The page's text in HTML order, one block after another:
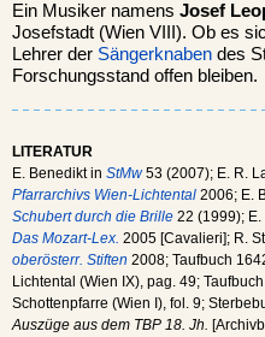
Ein Musiker namens Josef
Josefstadt (Wien VIII). Ob es
Lehrer der Sängerknaben des
Forschungsstand offen bleiben.
LITERATUR
E. Benedikt in StMw53 (2007); E. R.
Pfarrarchivs Wien-Lichtental 2006; E.
Schubert durch die Brille 22 (1999);
Das Mozart-Lex. 2005 [Cavalieri]; R.
oberösterr. Stiften 2008; Taufbuch
Lichtental (Wien IX), pag. 49;
Schottenpfarre (Wien I), fol. 9;
Auszüge aus dem TBP 18. Jh.